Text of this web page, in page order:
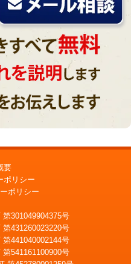
要
ポリシー
ポリシー
301049904375号
431260023220号
441040002144号
541161100900号